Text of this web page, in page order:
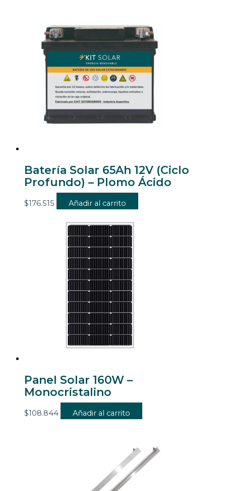
Batería Solar 65Ah 12V (Ciclo
Profundo) – Plomo Ácido
$176.515 Añadir al carrito
Panel Solar 160W –
Monocristalino
$108.844 Añadir al carrito